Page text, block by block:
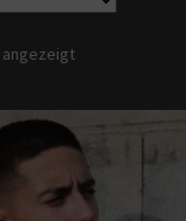
angezeigt